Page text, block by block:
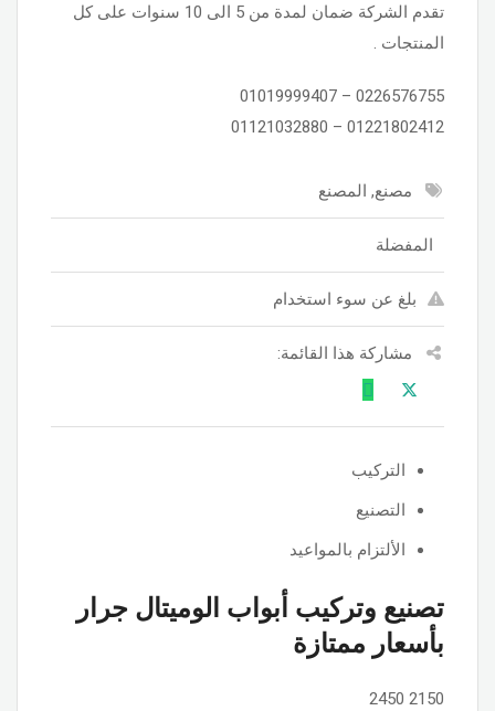
تقدم الشركة ضمان لمدة من 5 الى ‎10‏ سنوات على كل
المنتجات .
0226576755 – 01019999407
01221802412 – 01121032880
مصنع, المصنع
المفضلة
بلغ عن سوء استخدام
مشاركة هذا القائمة:
التركيب
التصنيع
الألتزام بالمواعيد
تصنيع وتركيب أبواب الوميتال جرار
بأسعار ممتازة
2150
2450